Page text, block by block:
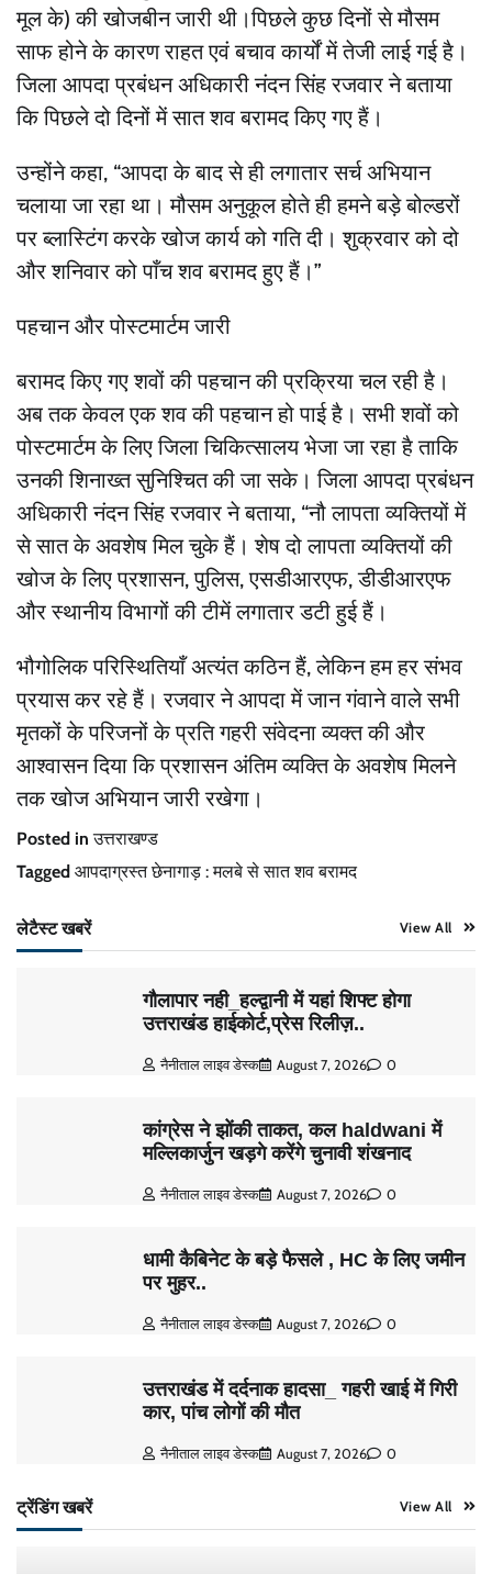
मूल के) की खोजबीन जारी थी।पिछले कुछ दिनों से मौसम
साफ होने के कारण राहत एवं बचाव कार्यों में तेजी लाई गई है।
जिला आपदा प्रबंधन अधिकारी नंदन सिंह रजवार ने बताया
कि पिछले दो दिनों में सात शव बरामद किए गए हैं।
उन्होंने कहा, “आपदा के बाद से ही लगातार सर्च अभियान
चलाया जा रहा था। मौसम अनुकूल होते ही हमने बड़े बोल्डरों
पर ब्लास्टिंग करके खोज कार्य को गति दी। शुक्रवार को दो
और शनिवार को पाँच शव बरामद हुए हैं।”
पहचान और पोस्टमार्टम जारी
बरामद किए गए शवों की पहचान की प्रक्रिया चल रही है।
अब तक केवल एक शव की पहचान हो पाई है। सभी शवों को
पोस्टमार्टम के लिए जिला चिकित्सालय भेजा जा रहा है ताकि
उनकी शिनाख्त सुनिश्चित की जा सके। जिला आपदा प्रबंधन
अधिकारी नंदन सिंह रजवार ने बताया, “नौ लापता व्यक्तियों में
से सात के अवशेष मिल चुके हैं। शेष दो लापता व्यक्तियों की
खोज के लिए प्रशासन, पुलिस, एसडीआरएफ, डीडीआरएफ
और स्थानीय विभागों की टीमें लगातार डटी हुई हैं।
भौगोलिक परिस्थितियाँ अत्यंत कठिन हैं, लेकिन हम हर संभव
प्रयास कर रहे हैं। रजवार ने आपदा में जान गंवाने वाले सभी
मृतकों के परिजनों के प्रति गहरी संवेदना व्यक्त की और
आश्वासन दिया कि प्रशासन अंतिम व्यक्ति के अवशेष मिलने
तक खोज अभियान जारी रखेगा।
Posted inउत्तराखण्ड
Tagged आपदाग्रस्त छेनागाड़ : मलबे से सात शव बरामद
लेटैस्ट खबरें View All
गौलापार नही_हल्द्वानी में यहां शिफ्ट होगा
उत्तराखंड हाईकोर्ट,प्रेस रिलीज़..
नैनीताल लाइव डेस्क August 7, 2026 0
कांग्रेस ने झोंकी ताकत, कल haldwani में
मल्लिकार्जुन खड़गे करेंगे चुनावी शंखनाद
नैनीताल लाइव डेस्क August 7, 2026 0
धामी कैबिनेट के बड़े फैसले , HC के लिए जमीन
पर मुहर..
नैनीताल लाइव डेस्क August 7, 2026 0
उत्तराखंड में दर्दनाक हादसा_ गहरी खाई में गिरी
कार, पांच लोगों की मौत
नैनीताल लाइव डेस्क August 7, 2026 0
ट्रेंडिंग खबरें View All